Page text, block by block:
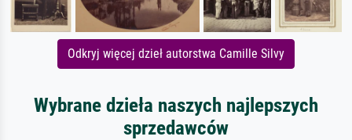
Odkryj więcej dzieł autorstwa Camille Silvy
Wybrane dzieła naszych najlepszych
sprzedawców